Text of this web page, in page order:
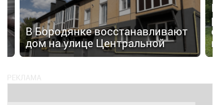
В Бородянке восстанавливают
дом на улице Центральной